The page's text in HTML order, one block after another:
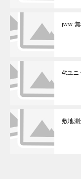
jww
4tユニ
敷地測